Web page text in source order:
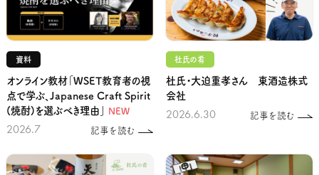
資料
オンライン教材「WSET教育者の視
点で学ぶ、Japanese Craft Spirit
(焼酎)を選ぶべき理由」
NEW
2026.7 記事を読む
杜氏の肴
杜氏・大迫重孝さん 東酒造株式
会社
2026.6.30 記事を読む